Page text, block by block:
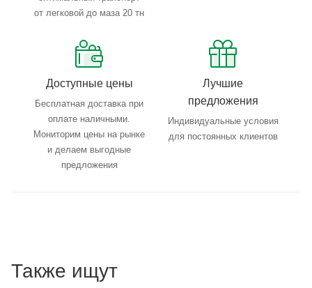
от легковой до маза 20 тн
Доступные цены
Бесплатная доставка при
оплате наличными.
Мониторим цены на рынке
и делаем выгодные
предложения
Лучшие
предложения
Индивидуальные условия
для постоянных клиентов
Также ищут